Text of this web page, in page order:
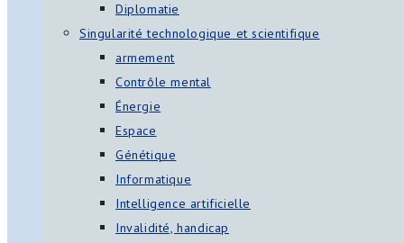
Diplomatie
Singularité technologique et scientifique
armement
Contrôle mental
Énergie
Espace
Génétique
Informatique
Intelligence artificielle
Invalidité, handicap